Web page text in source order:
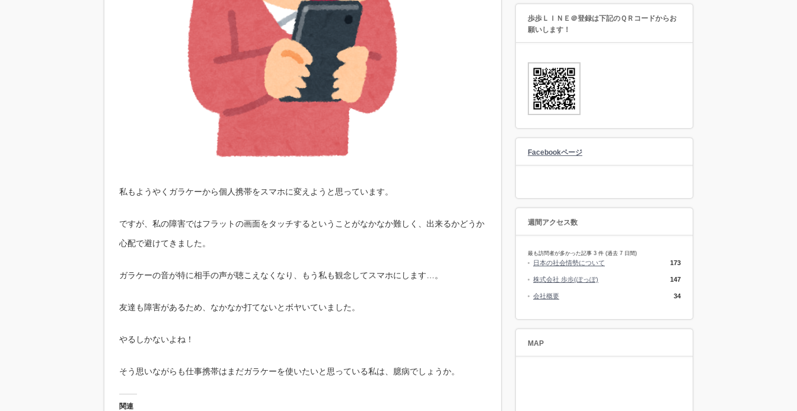
私もようやくガラケーから個人携帯をスマホに変えようと思っています。
ですが、私の障害ではフラットの画面をタッチするということがなかなか難しく、出来るかどうか
心配で避けてきました。
ガラケーの音が特に相手の声が聴こえなくなり、もう私も観念してスマホにします…。
友達も障害があるため、なかなか打てないとボヤいていました。
やるしかないよね！
そう思いながらも仕事携帯はまだガラケーを使いたいと思っている私は、臆病でしょうか。
関連
歩歩ＬＩＮＥ＠登録は下記のＱＲコードからお
願いします！
Facebookページ
週間アクセス数
最も訪問者が多かった記事 3 件 (過去 7 日間)
日本の社会情勢について 173
株式会社 歩歩(ぽっぽ) 147
会社概要 34
MAP